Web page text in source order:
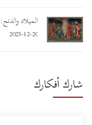
الميلاد
2023-12-20
شارك أفكارك